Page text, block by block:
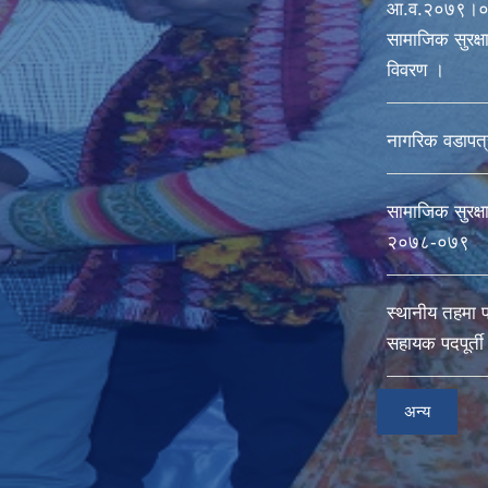
सामाजिक
विवरण ।
नागरिक
सामाजिक
२०७८-०७९
स्थानीय तहमा
सहायक
अन्य